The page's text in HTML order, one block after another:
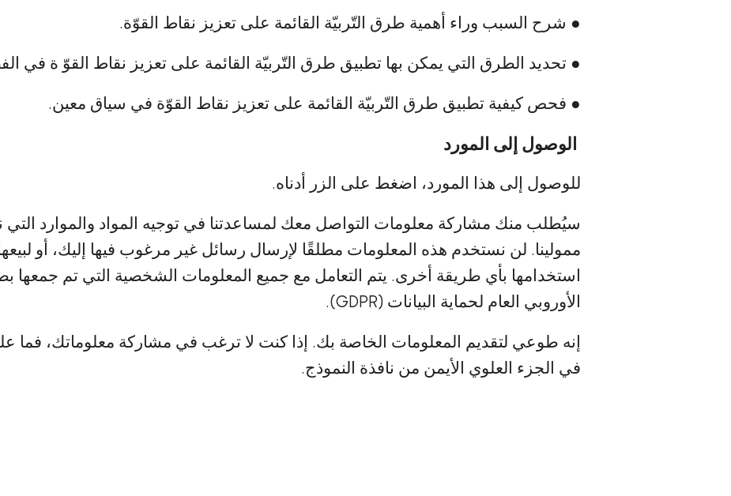
● شرح السبب وراء أھمیة طرق التّربیّة القائمة على تعزیز نقاط القوّة.
● تحدید الطرق التي یمكن بھا تطبیق طرق التّربیّة القائمة على تعزیز نقاط القوّ ة في
● فحص كیفیة تطبیق طرق التّربیّة القائمة على تعزیز نقاط القوّة في سیاق معین.
الوصول إلى المورد
للوصول إلى هذا المورد، اضغط على الزر أدناه.
سيُطلب منك مشاركة معلومات التواصل معك لمساعدتنا في توجيه المواد والموارد التي
ممولينا. لن نستخدم هذه المعلومات مطلقًا لإرسال رسائل غير مرغوب فيها إليك، أو
استخدامها بأي طريقة أخرى. يتم التعامل مع جميع المعلومات الشخصية التي تم جمعها
الأوروبي العام لحماية البيانات (GDPR).
في الجزء العلوي الأيمن من نافذة النموذج.